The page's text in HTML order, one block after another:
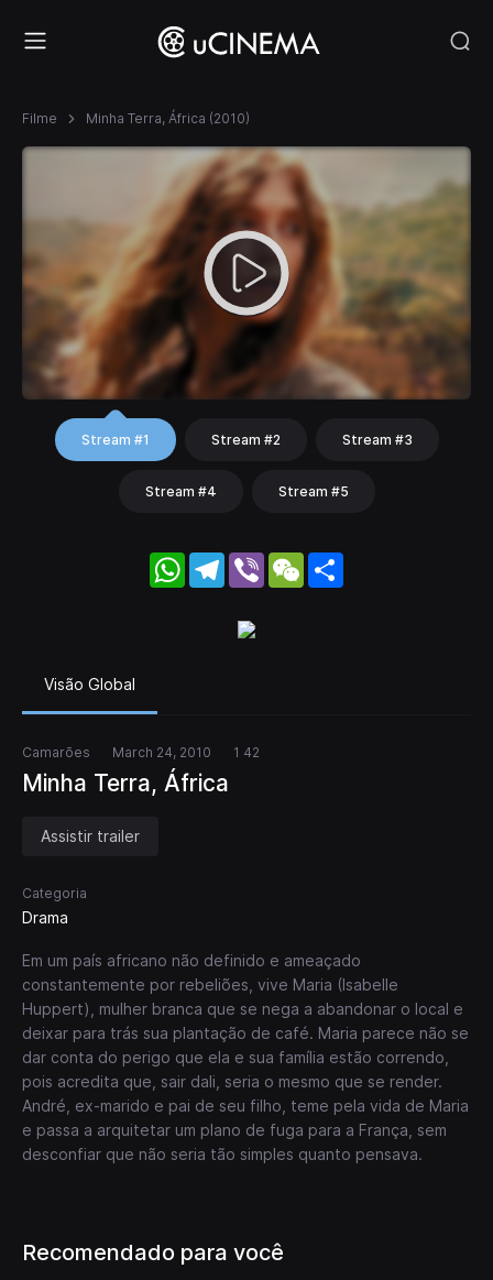
Filme Minha Terra, África (2010)
Stream #1 Stream #2 Stream #3
Stream #4 Stream #5
WhatsApp
Telegram
Viber WeChat
Visão Global
Camarões March 24, 2010 1 42
Minha Terra, África
Assistir trailer
Categoria
Drama
Em um país africano não definido e ameaçado
constantemente por rebeliões, vive Maria (Isabelle
Huppert), mulher branca que se nega a abandonar o local e
deixar para trás sua plantação de café. Maria parece não se
dar conta do perigo que ela e sua família estão correndo,
pois acredita que, sair dali, seria o mesmo que se render.
André, ex-marido e pai de seu filho, teme pela vida de Maria
e passa a arquitetar um plano de fuga para a França, sem
desconfiar que não seria tão simples quanto pensava.
Recomendado para você